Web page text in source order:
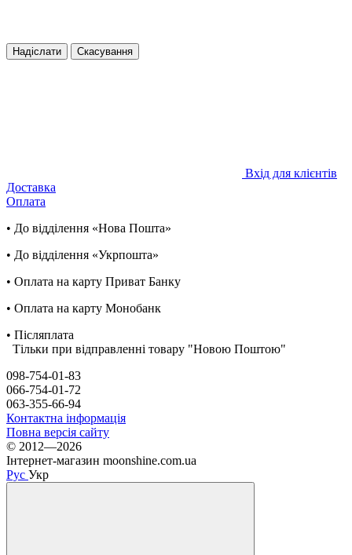
Надіслати Скасування
Вхід для клієнтів
Доставка
Оплата
• До відділення «Нова Пошта»
• До відділення «Укрпошта»
• Оплата на карту Приват Банку
• Оплата на карту Монобанк
• Післяплата
Тільки при відправленні товару "Новою Поштою"
098-754-01-83
066-754-01-72
063-355-66-94
Контактна інформація
Повна версія сайту
© 2012—2026
Інтернет-магазин moonshine.com.ua
Рус Укр